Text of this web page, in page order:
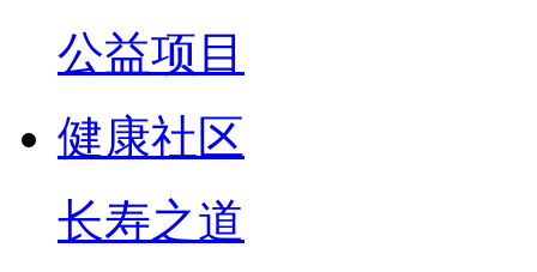
公益项目
健康社区
长寿之道